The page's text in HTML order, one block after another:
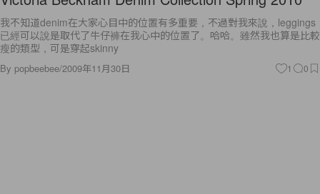
我不知道denim在大家心目中的位置有多重要，不過對我來說，leggings
已經可以說是取代了牛仔褲在我心中的位置了。哈哈。雖然我也算是比較
瘦的類型，可是穿起skinny
By popbeebee/2009年11月30日 1 0